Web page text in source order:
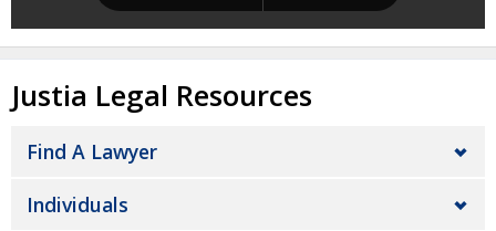
Justia Legal Resources
Find A Lawyer
Individuals